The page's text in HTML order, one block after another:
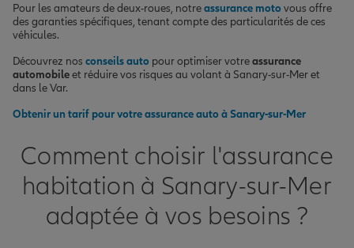
Pour les amateurs de deux-roues, notreassurance motovous offre
des garanties spécifiques, tenant compte des particularités de ces
véhicules.
Découvrez nos conseils auto pour optimiser votreassurance
automobileet réduire vos risques au volant à Sanary-sur-Mer et
dans le Var.
Obtenir un tarif pour votre assurance auto à Sanary-sur-Mer
Comment choisir l'assurance
habitation à Sanary-sur-Mer
adaptée à vos besoins ?